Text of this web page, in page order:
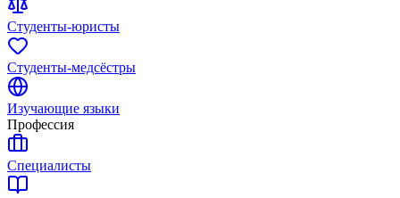
Студенты-юристы
Студенты-медсёстры
Изучающие языки
Профессия
Специалисты